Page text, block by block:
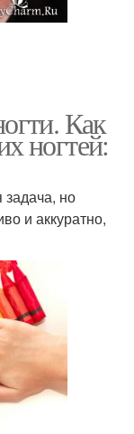
Как
ногтей:
задача, но
и аккуратно,